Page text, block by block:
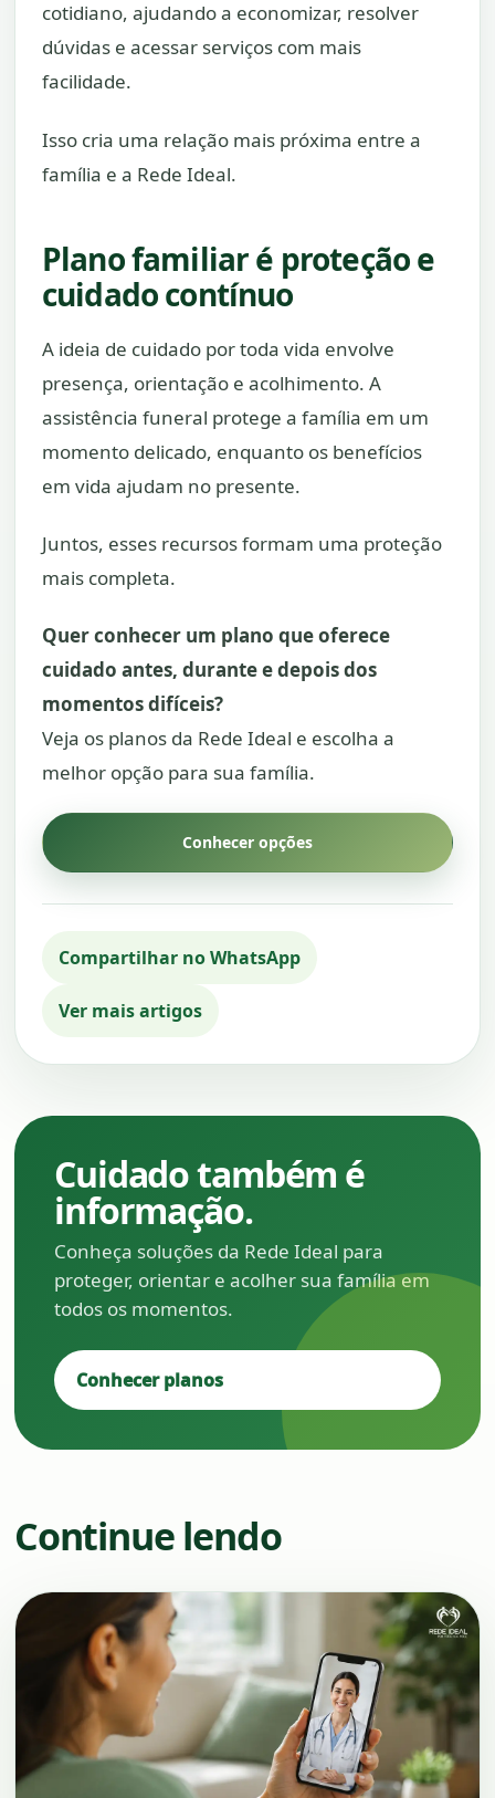
cotidiano, ajudando a economizar, resolver
dúvidas e acessar serviços com mais
facilidade.
Isso cria uma relação mais próxima entre a
família e a Rede Ideal.
Plano familiar é proteção e
cuidado contínuo
A ideia de cuidado por toda vida envolve
presença, orientação e acolhimento. A
assistência funeral protege a família em um
momento delicado, enquanto os benefícios
em vida ajudam no presente.
Juntos, esses recursos formam uma proteção
mais completa.
Quer conhecer um plano que oferece
cuidado antes, durante e depois dos
momentos difíceis?
Veja os planos da Rede Ideal e escolha a
melhor opção para sua família.
Conhecer opções
Compartilhar no WhatsApp
Ver mais artigos
Cuidado também é
informação.
Conheça soluções da Rede Ideal para
proteger, orientar e acolher sua família em
todos os momentos.
Conhecer planos
Continue lendo